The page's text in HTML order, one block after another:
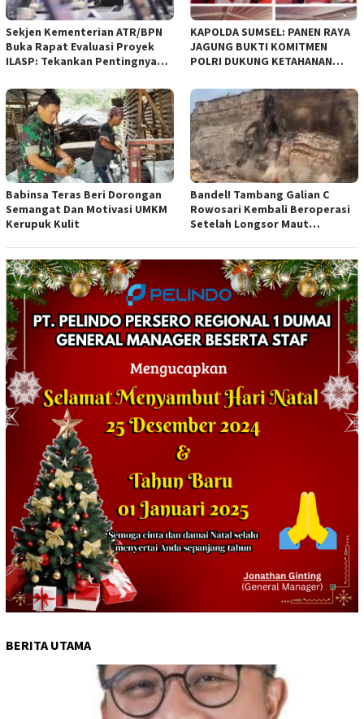
Sekjen Kementerian ATR/BPN
Buka Rapat Evaluasi Proyek
ILASP: Tekankan Pentingnya
Anggaran
KAPOLDA SUMSEL: PANEN RAYA
JAGUNG BUKTI KOMITMEN
POLRI DUKUNG KETAHANAN
Babinsa Teras Beri Dorongan
Semangat Dan Motivasi UMKM
Kerupuk Kulit
Bandel! Tambang Galian C
Rowosari Kembali Beroperasi
Setelah Longsor Maut
BERITA UTAMA